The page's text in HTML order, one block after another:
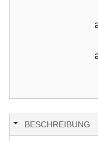
BESCHREIBUNG